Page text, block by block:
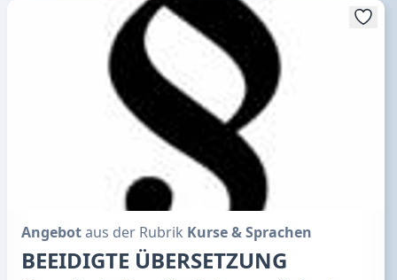
Angebotaus der Rubrik Kurse & Sprachen
BEEIDIGTE ÜBERSETZUNG